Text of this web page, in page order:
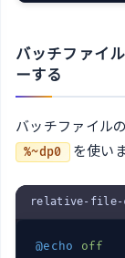
バッチファイ
ーする
バッチファイル
%~dp0 を使いま
relative-file-
@echo
off